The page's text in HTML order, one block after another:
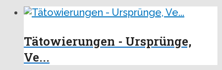
Tätowierungen - Ursprünge,
Ve...